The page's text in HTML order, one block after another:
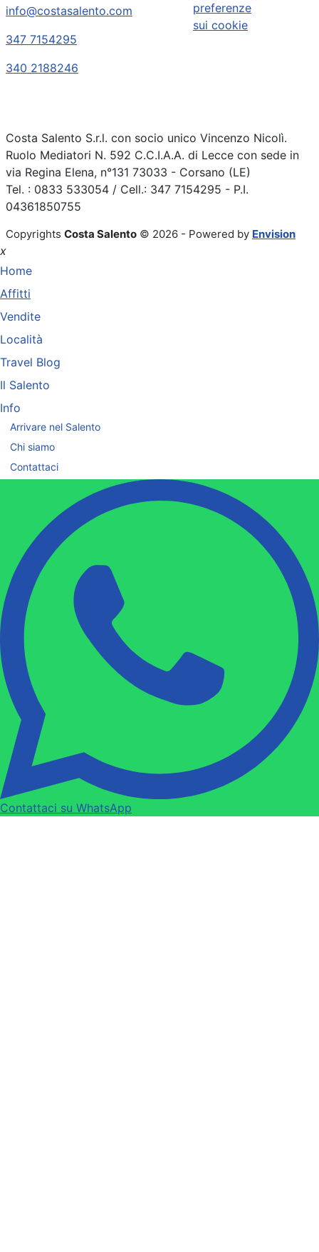
info@costasalento.com
347 7154295
340 2188246
preferenze
sui cookie
Costa Salento S.r.l. con socio unico Vincenzo Nicolì.
Ruolo Mediatori N. 592 C.C.I.A.A. di Lecce con sede in
via Regina Elena, n°131 73033 - Corsano (LE)
Tel. : 0833 533054 / Cell.: 347 7154295 - P.I.
04361850755
Copyrights Costa Salento © 2026 - Powered by Envision
x
Home
Affitti
Vendite
Località
Travel Blog
Il Salento
Info
Arrivare nel Salento
Chi siamo
Contattaci
Contattaci su WhatsApp